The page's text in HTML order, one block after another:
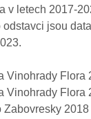
v letech 2017-
jsou
Vinohrady Flora
Vinohrady Flora
2018